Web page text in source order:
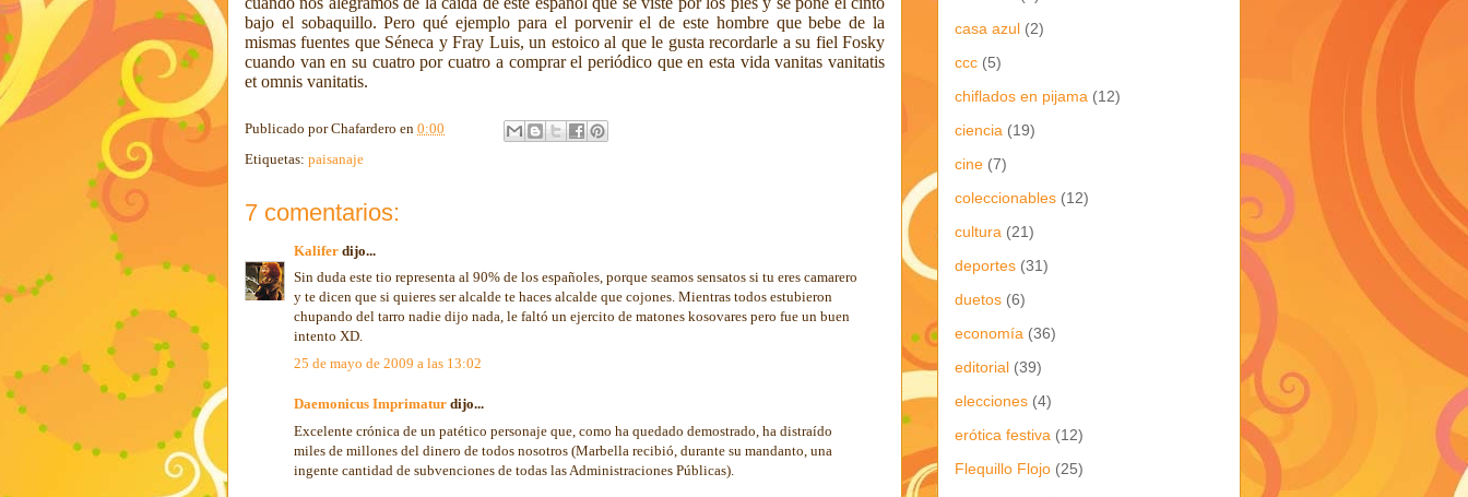
bajo el sobaquillo. Pero qué ejemplo para el porvenir el de este hombre que bebe de la
mismas fuentes que Séneca y Fray Luis, un estoico al que le gusta recordarle a su fiel Fosky
cuando van en su cuatro por cuatro a comprar el periódico que en esta vida vanitas vanitatis
et omnis vanitatis.
Publicado porChafardero en 0:00
Etiquetas: paisanaje
7 comentarios:
Kalifer dijo...
Sin duda este tio representa al 90% de los españoles, porque seamos sensatos si tu eres camarero
y te dicen que si quieres ser alcalde te haces alcalde que cojones. Mientras todos estubieron
chupando del tarro nadie dijo nada, le faltó un ejercito de matones kosovares pero fue un buen
intento XD.
25 de mayo de 2009 a las 13:02
Daemonicus Imprimatur dijo...
Excelente crónica de un patético personaje que, como ha quedado demostrado, ha distraído
miles de millones del dinero de todos nosotros (Marbella recibió, durante su mandanto, una
ingente cantidad de subvenciones de todas las Administraciones Públicas).
casa azul (2)
ccc (5)
chiflados en pijama (12)
ciencia (19)
cine (7)
coleccionables (12)
cultura (21)
deportes (31)
duetos (6)
economía (36)
editorial (39)
elecciones (4)
erótica festiva (12)
Flequillo Flojo (25)